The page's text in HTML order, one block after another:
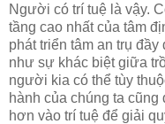
Người có trí tuệ là vậy.
tầng cao nhất của tâm
phát triển tâm an trụ
như sự khác biệt giữa
người kia có thể tùy
hành của chúng ta
hơn vào trí tuệ để giải